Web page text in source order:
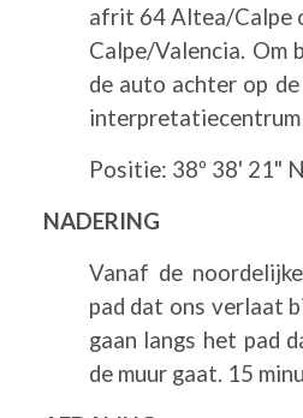
afrit 64 Altea/Calpe
Calpe/Valencia. Om
de auto achter op
Positie: 38º 38' 21"
NADERING
Vanaf de
pad dat ons verlaat
gaan langs het pad
de muur gaat. 15